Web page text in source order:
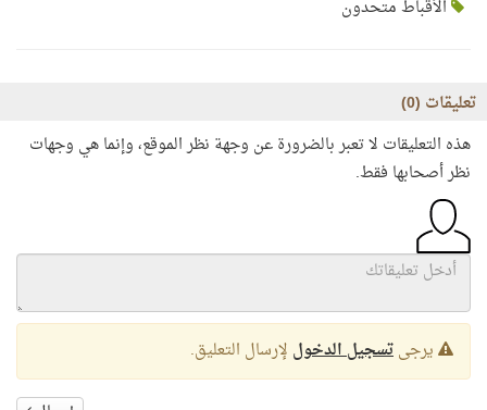
الأقباط متحدون
تعليقات (0
)
هذه التعليقات لا تعبر بالضرورة عن وجهة نظر الموقع، وإنما هي وجهات
نظر أصحابها فقط.
يرجىتسجيل الدخول لإرسال التعليق.